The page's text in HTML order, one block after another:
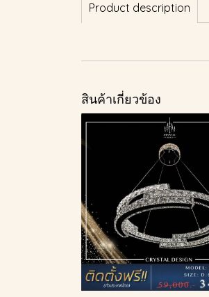
Product description
สินค้าเกี่ยวข้อง